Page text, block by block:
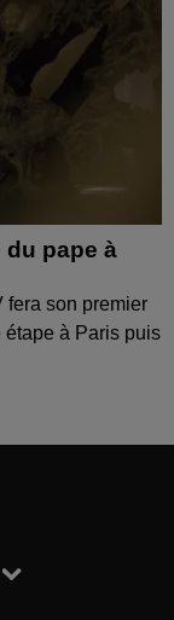
pape à
fera son premier
à Paris puis